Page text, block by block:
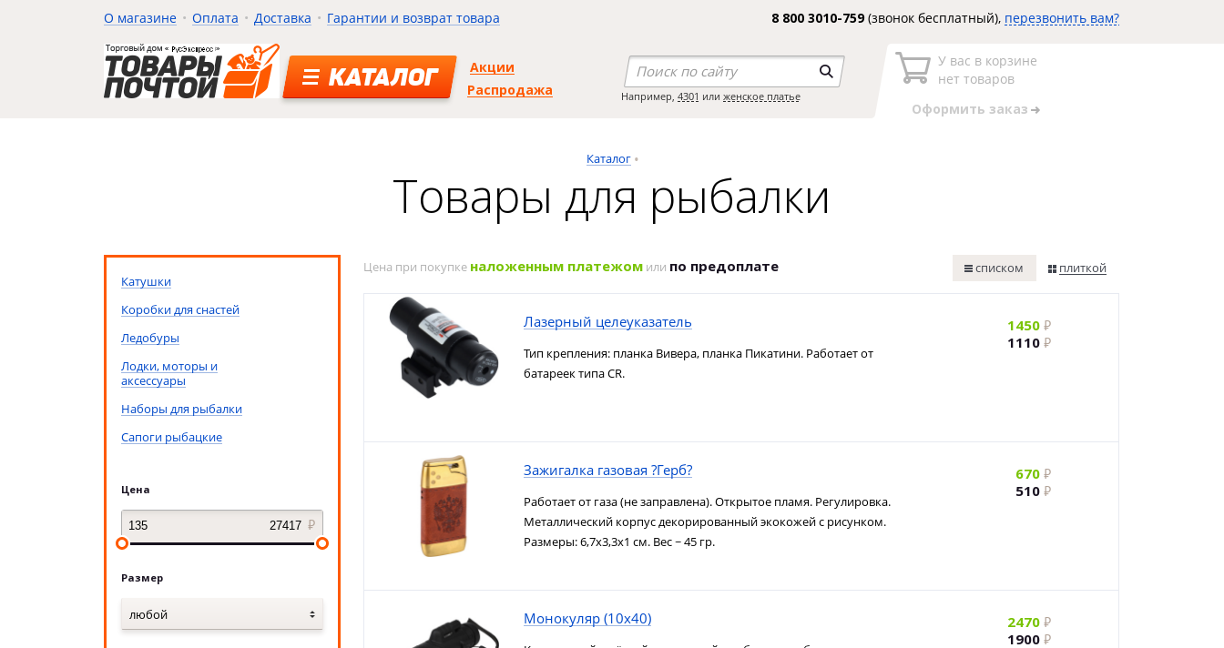
О магазине Оплата Доставка Гарантии и возврат товара 8 800 3010-759(звонок бесплатный), перезвонить вам?
КАТАЛОГ
Акции
Распродажа
Например, 4301 или женское платье
У вас в корзине
нет товаров
Оформить заказ
Каталог
Товары для рыбалки
Катушки
Коробки для снастей
Ледобуры
Лодки, моторы и
аксессуары
Наборы для рыбалки
Сапоги рыбацкие
Цена
Размер
любой
Цена при покупке наложенным платежом или по предоплате списком плиткой
Лазерный целеуказатель
Тип крепления: планка Вивера, планка Пикатини. Работает от
батареек типа CR.
1450
1110
Зажигалка газовая ?Герб?
Работает от газа (не заправлена). Открытое пламя. Регулировка.
Металлический корпус декорированный экокожей с рисунком.
Размеры: 6,7х3,3х1 см. Вес ~ 45 гр.
670
510
Монокуляр (10х40)
2470
1900